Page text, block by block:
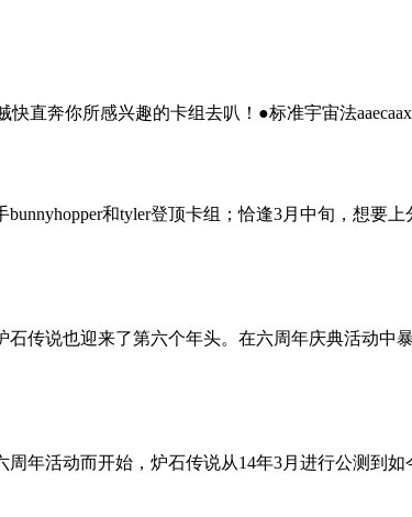
奔你所感兴趣的卡组去叭！●标准宇宙法
和tyler登顶卡组；恰逢3月中旬，想要
传说也迎来了第六个年头。在六周年庆典活动中
年活动而开始，炉石传说从14年3月进行公测到